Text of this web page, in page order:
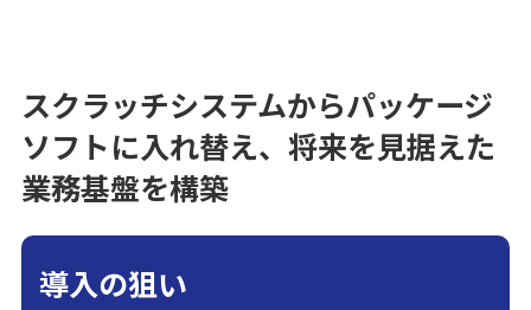
スクラッチシステムからパッケージ
ソフトに入れ替え、将来を見据えた
業務基盤を構築
導入の狙い